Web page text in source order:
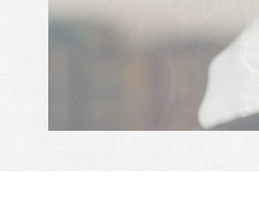
時計
ブランド家具